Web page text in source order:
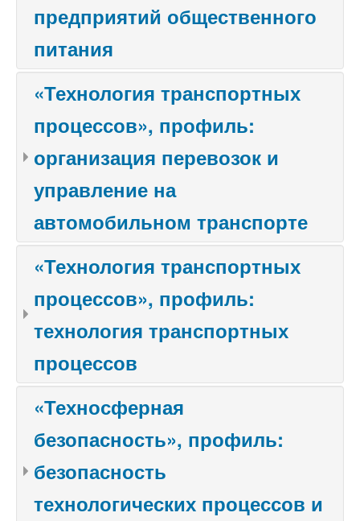
предприятий общественного
питания
«Технология транспортных
процессов», профиль:
организация перевозок и
управление на
автомобильном транспорте
«Технология транспортных
процессов», профиль:
технология транспортных
процессов
«Техносферная
безопасность», профиль:
безопасность
технологических процессов и